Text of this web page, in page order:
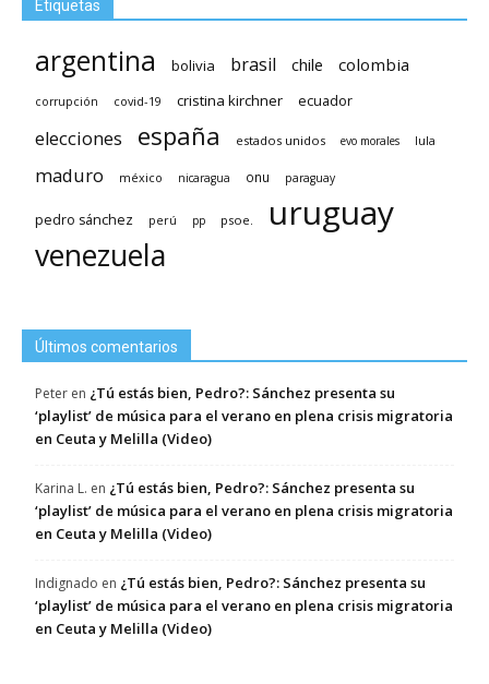
Etiquetas
argentina bolivia brasil chile colombia
corrupción covid-19 cristina kirchner ecuador
elecciones españa estados unidos evo morales lula
maduro méxico nicaragua onu paraguay
pedro sánchez perú pp psoe. uruguay
venezuela
Últimos comentarios
Peter en ¿Tú estás bien, Pedro?: Sánchez presenta su
‘playlist’ de música para el verano en plena crisis migratoria
en Ceuta y Melilla (Video)
Karina L. en ¿Tú estás bien, Pedro?: Sánchez presenta su
‘playlist’ de música para el verano en plena crisis migratoria
en Ceuta y Melilla (Video)
Indignado en ¿Tú estás bien, Pedro?: Sánchez presenta su
‘playlist’ de música para el verano en plena crisis migratoria
en Ceuta y Melilla (Video)